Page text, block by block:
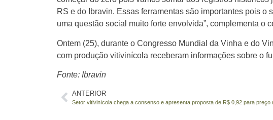
RS e do Ibravin. Essas ferramentas são importantes pois
uma questão social muito forte envolvida”, complementa o
Ontem (25), durante o Congresso Mundial da Vinha e do
com produção vitivinícola receberam informações sobre o
Fonte: Ibravin
ANTERIOR